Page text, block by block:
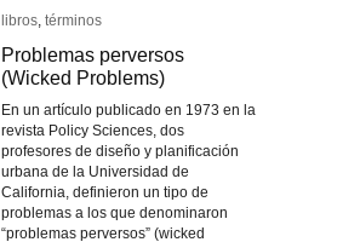
libros términos
Problemas perversos
(Wicked Problems)
En un artículo publicado en 1973 en la
revista Policy Sciences, dos
profesores de diseño y planificación
urbana de la Universidad de
California, definieron un tipo de
problemas a los que denominaron
“problemas perversos” (wicked
libros términos
Problemas perversos
(Wicked Problems)